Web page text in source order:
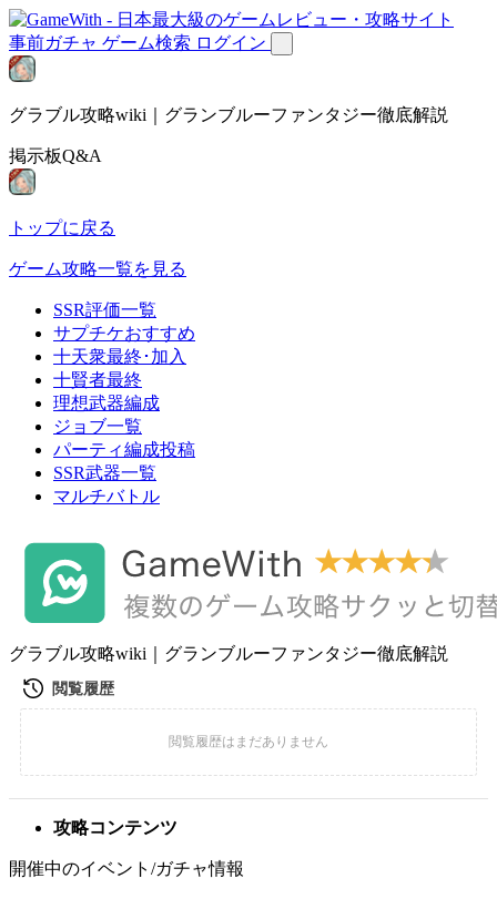
事前ガチャ ゲーム検索 ログイン
グラブル攻略wiki｜グランブルーファンタジー徹底解説
掲示板Q&A
トップに戻る
ゲーム攻略一覧を見る
SSR評価一覧
サプチケおすすめ
十天衆最終･加入
十賢者最終
理想武器編成
ジョブ一覧
パーティ編成投稿
SSR武器一覧
マルチバトル
グラブル攻略wiki｜グランブルーファンタジー徹底解説
攻略コンテンツ
開催中のイベント/ガチャ情報